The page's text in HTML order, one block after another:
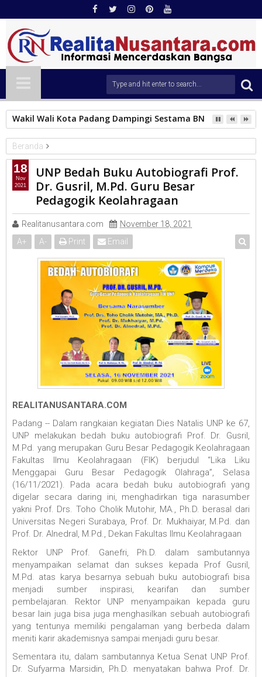
Wakil Wali Kota Padang Dampingi Sestama BNPB Tinjau
Beranda
PENDIDIKAN
UNP Bedah Buku Autobiografi Prof. Dr. Gusril, M.Pd. Guru Besar
Pedagogik Keolahragaan
UNP Bedah Buku Autobiografi Prof.
Dr. Gusril, M.Pd. Guru Besar
Pedagogik Keolahragaan
Realitanusantara.com
November 18, 2021
A+ A- Print Email
REALITANUSANTARA.COM
Padang -- Dalam rangkaian kegiatan Dies Natalis UNP ke 67,
UNP melakukan bedah buku autobiografi Prof. Dr. Gusril,
M.Pd. yang merupakan Guru Besar Pedagogik Keolahragaan
Fakultas Ilmu Keolahragaan (FIK) berjudul “Lika Liku
Menggapai Guru Besar Pedagogik Olahraga”, Selasa
(16/11/2021). Pada acara bedah buku autobiografi yang
digelar secara daring ini, menghadirkan tiga narasumber
yakni Prof. Drs. Toho Cholik Mutohir, MA., Ph.D. berasal dari
Universitas Negeri Surabaya, Prof. Dr. Mukhaiyar, M.Pd. dan
Prof. Dr. Alnedral, M.Pd., Dekan Fakultas Ilmu Keolahragaan
Rektor UNP Prof. Ganefri, Ph.D. dalam sambutannya
menyampaikan selamat dan sukses kepada Prof Gusril,
M.Pd. atas karya besarnya sebuah buku autobiografi bisa
menjadi sumber inspirasi, kearifan dan sumber
pembelajaran. Rektor UNP menyampaikan kepada guru
besar lain juga bisa juga menghasilkan sebuah autobiografi
yang tentunya memiliki pengalaman yang berbeda dalam
meniti karir akademisnya sampai menjadi guru besar.
Sementara itu, dalam sambutannya Ketua Senat UNP Prof.
Dr. Sufyarma Marsidin, Ph.D. menyatakan bahwa Prof. Dr.
18
Nov
2021